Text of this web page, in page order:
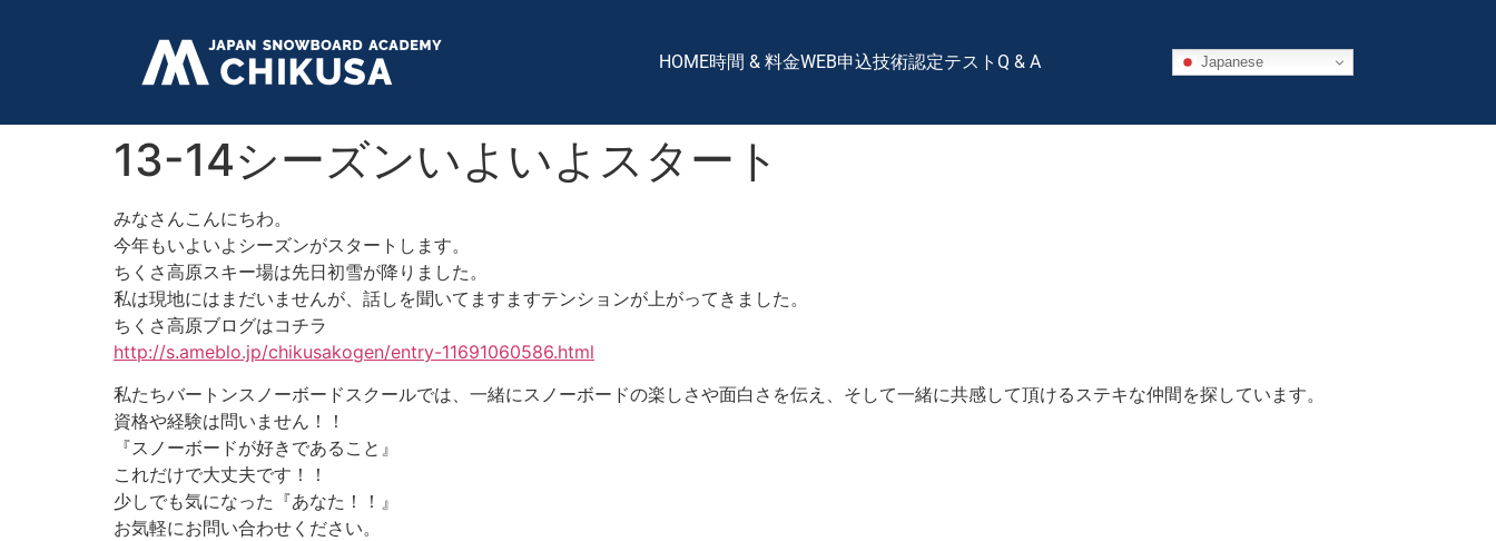
HOME時間 & 料金WEB申込技術認定テスト Q & A Japanese
13-14シーズンいよいよスタート
みなさんこんにちわ。
今年もいよいよシーズンがスタートします。
ちくさ高原スキー場は先日初雪が降りました。
私は現地にはまだいませんが、話しを聞いてますますテンションが上がってきました。
ちくさ高原ブログはコチラ
http://s.ameblo.jp/chikusakogen/entry-11691060586.html
私たちバートンスノーボードスクールでは、一緒にスノーボードの楽しさや面白さを伝え、そして一緒に共感して頂けるステキな仲間を探しています。
資格や経験は問いません！！
『スノーボードが好きであること』
これだけで大丈夫です！！
少しでも気になった『あなた！！』
お気軽にお問い合わせください。